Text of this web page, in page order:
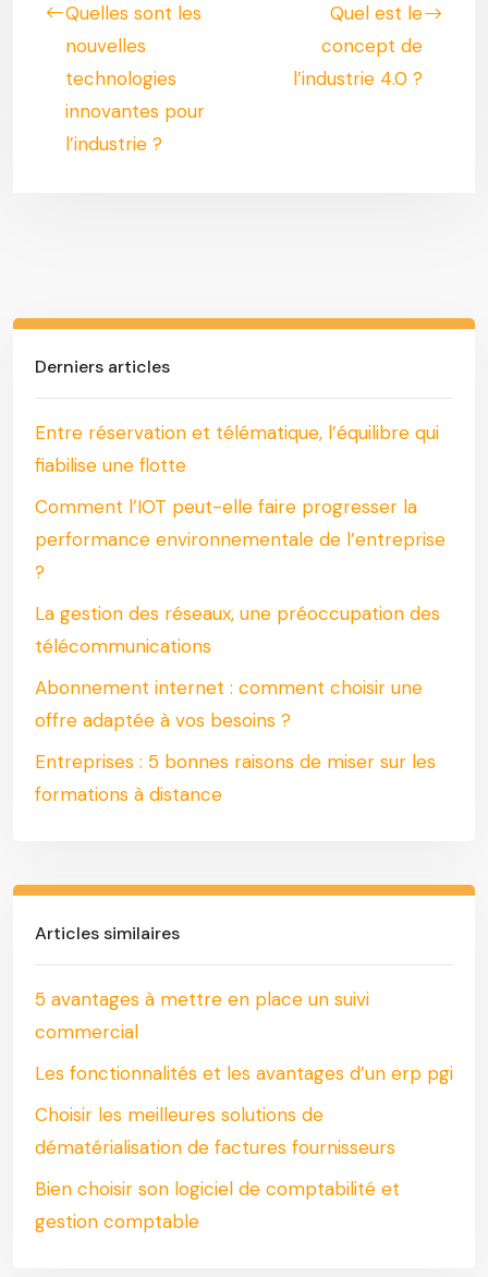
Quelles sont les
nouvelles
technologies
innovantes pour
l’industrie ?
Quel est le
concept de
l’industrie 4.0 ?
Derniers articles
Entre réservation et télématique, l’équilibre qui
fiabilise une flotte
Comment l’IOT peut-elle faire progresser la
performance environnementale de l’entreprise
?
La gestion des réseaux, une préoccupation des
télécommunications
Abonnement internet : comment choisir une
offre adaptée à vos besoins ?
Entreprises : 5 bonnes raisons de miser sur les
formations à distance
Articles similaires
5 avantages à mettre en place un suivi
commercial
Les fonctionnalités et les avantages d’un erp pgi
Choisir les meilleures solutions de
dématérialisation de factures fournisseurs
Bien choisir son logiciel de comptabilité et
gestion comptable